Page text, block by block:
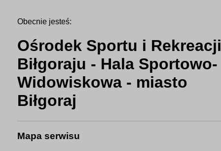
Obecnie jesteś:
Ośrodek Sportu i
Biłgoraju - Hala Sportowo-
Widowiskowa - miasto
Biłgoraj
Mapa serwisu